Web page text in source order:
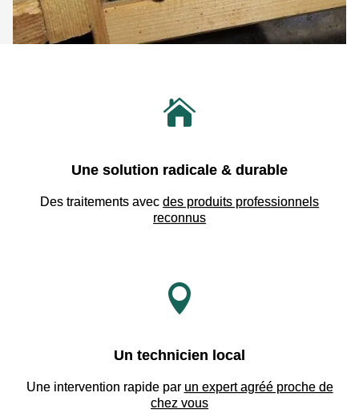

Une solution radicale & durable
Des traitements avec des produits professionnels
reconnus

Un technicien local
Une intervention rapide par un expert agréé proche de
chez vous